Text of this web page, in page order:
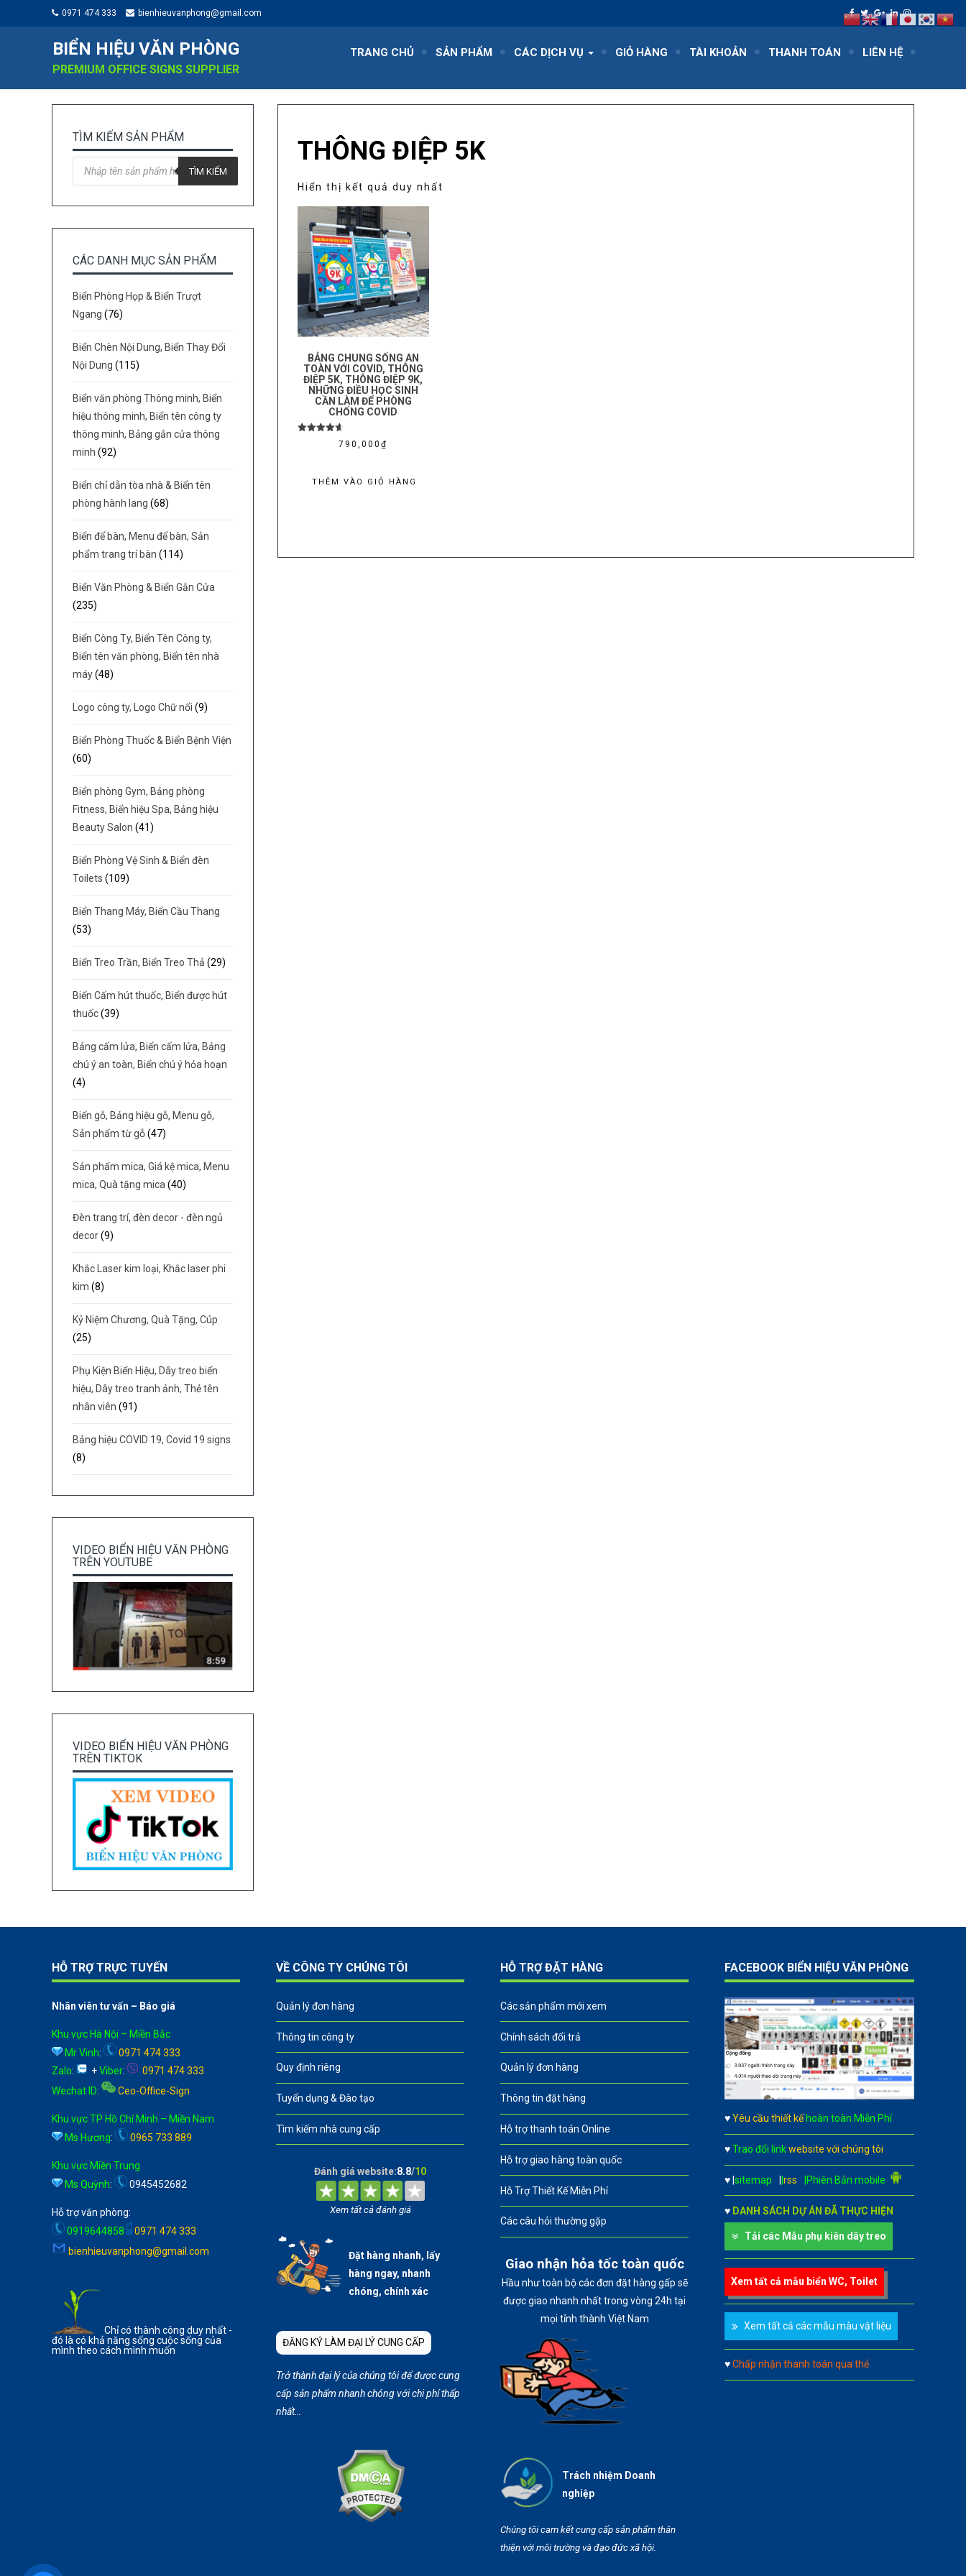
0971 474 333 bienhieuvanphong@gmail.com
BIỂN HIỆU VĂN PHÒNG
PREMIUM OFFICE SIGNS SUPPLIER
TRANG CHỦ SẢN PHẨM CÁC DỊCH VỤ GIỎ HÀNG TÀI KHOẢN THANH TOÁN LIÊN HỆ
THÔNG ĐIỆP 5K
Hiển thị kết quả duy nhất
BẢNG CHUNG SỐNG AN
TOÀN VỚI COVID, THÔNG
ĐIỆP 5K, THÔNG ĐIỆP 9K,
NHỮNG ĐIỀU HỌC SINH
CẦN LÀM ĐỂ PHÒNG
CHỐNG COVID
790,000₫
THÊM VÀO GIỎ HÀNG
TÌM KIẾM SẢN PHẨM
Tìm
kiếm
TÌM KIẾM
CÁC DANH MỤC SẢN PHẨM
Biển Phòng Họp & Biển Trượt
Ngang (76)
Biển Chèn Nội Dung, Biển Thay Đổi
Nội Dung (115)
Biển văn phòng Thông minh, Biển
hiệu thông minh, Biển tên công ty
thông minh, Bảng gắn cửa thông
minh (92)
Biển chỉ dẫn tòa nhà & Biển tên
phòng hành lang (68)
Biển để bàn, Menu để bàn, Sản
phẩm trang trí bàn (114)
Biển Văn Phòng & Biển Gắn Cửa
(235)
Biển Công Ty, Biển Tên Công ty,
Biển tên văn phòng, Biển tên nhà
máy(48)
Logo công ty, Logo Chữ nổi (9)
Biển Phòng Thuốc & Biển Bệnh Viện
(60)
Biển phòng Gym, Bảng phòng
Fitness, Biển hiệu Spa, Bảng hiệu
Beauty Salon (41)
Biển Phòng Vệ Sinh & Biển đèn
Toilets (109)
Biển Thang Máy, Biển Cầu Thang
(53)
Biển Treo Trần, Biển Treo Thả (29)
Biển Cấm hút thuốc, Biển được hút
thuốc(39)
Bảng cấm lửa, Biển cấm lửa, Bảng
chú ý an toàn, Biển chú ý hỏa hoạn
(4)
Biển gỗ, Bảng hiệu gỗ, Menu gỗ,
Sản phẩm từ gỗ(47)
Sản phẩm mica, Giá kệ mica, Menu
mica, Quà tặng mica(40)
Đèn trang trí, đèn decor - đèn ngủ
decor(9)
Khắc Laser kim loại, Khắc laser phi
kim (8)
Kỷ Niệm Chương, Quà Tặng, Cúp
(25)
Phụ Kiện Biển Hiệu, Dây treo biển
hiệu, Dây treo tranh ảnh, Thẻ tên
nhân viên (91)
Bảng hiệu COVID 19, Covid 19 signs
(8)
VIDEO BIỂN HIỆU VĂN PHÒNG
TRÊN YOUTUBE
VIDEO BIỂN HIỆU VĂN PHÒNG
TRÊN TIKTOK
HỖ TRỢ TRỰC TUYẾN
Nhân viên tư vấn – Báo giá
Khu vực Hà Nội – Miền Bắc
Mr Vinh:
0971 474 333
Zalo: +Viber:
0971 474 333
Wechat ID: Ceo-Office-Sign
Khu vực TP Hồ Chí Minh – Miền Nam
Ms Hương: 0965 733 889
Khu vực Miền Trung
Ms Quỳnh: 0945452682
Hỗ trợ văn phòng:
0919644858
0971 474 333
bienhieuvanphong@gmail.com
Chỉ có thành công duy nhất -
đó là có khả năng sống cuộc sống của
mình theo cách mình muốn
VỀ CÔNG TY CHÚNG TÔI
Quản lý đơn hàng
Thông tin công ty
Quy định riêng
Tuyển dụng & Đào tạo
Tìm kiếm nhà cung cấp
Đánh giá website:8.8/10
Xem tất cả đánh giá
Đặt hàng nhanh, lấy
hàng ngay, nhanh
chóng, chính xác
ĐĂNG KÝ LÀM ĐẠI LÝ CUNG CẤP
Trở thành đại lý của chúng tôi để được cung
cấp sản phẩm nhanh chóng với chi phí thấp
nhất…
HỖ TRỢ ĐẶT HÀNG
Các sản phẩm mới xem
Chính sách đổi trả
Quản lý đơn hàng
Thông tin đặt hàng
Hỗ trợ thanh toán Online
Hỗ trợ giao hàng toàn quốc
Hỗ Trợ Thiết Kế Miễn Phí
Các câu hỏi thường gặp
Giao nhận hỏa tốc toàn quốc
Hầu như toàn bộ các đơn đặt hàng gấp sẽ
được giao nhanh nhất trong vòng 24h tại
mọi tỉnh thành Việt Nam
Trách nhiệm Doanh
nghiệp
Chúng tôi cam kết cung cấp sản phẩm thân
thiện với môi trường và đạo đức xã hội.
FACEBOOK BIỂN HIỆU VĂN PHÒNG
♥Yêu cầu thiết kế hoàn toàn Miễn Phí
♥Trao đổi linkwebsite với chúng tôi
♥ sitemap rss |Phiên Bản mobile
♥ DANH SÁCH DỰ ÁN ĐÃ THỰC HIỆN
Tải các Mẫu phụ kiên dây treo
Xem tất cả mẫu biển WC, Toilet
Xem tất cả các mẫu màu vật liệu
♥Chấp nhận thanh toán qua thẻ